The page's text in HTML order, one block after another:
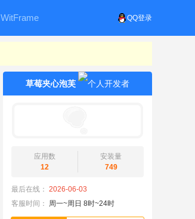
QQ登录
WitFrame
草莓夹心泡芙
应用数
12
安装量
749
最后在线： 2026-06-03
客服时间：
周一~周日 8时~24时